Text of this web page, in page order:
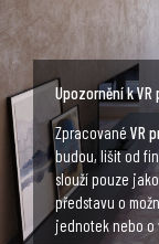
Upozornění k
Zpracované VR
budou, lišit od
slouží pouze jako
představu o
jednotek nebo